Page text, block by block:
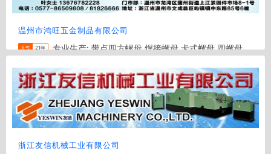
温州市鸿旺五金制品有限公司
人气 21年
专业生产: 带点四方螺母 焊接螺母 卡式螺母 圆螺母
双头束 带点带齿等定做各种异形非标准件 适用于电器机箱 汽
配...
地区:温州 电话: 13957729896 13676782228 （同微信号）
浙江友信机械工业有限公司